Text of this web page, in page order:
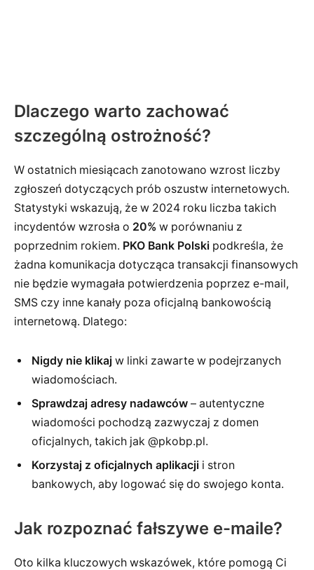
Dlaczego warto zachować
szczególną ostrożność?
W ostatnich miesiącach zanotowano wzrost liczby
zgłoszeń dotyczących prób oszustw internetowych.
Statystyki wskazują, że w 2024 roku liczba takich
incydentów wzrosła o 20% w porównaniu z
poprzednim rokiem. PKO Bank Polski podkreśla, że
żadna komunikacja dotycząca transakcji finansowych
nie będzie wymagała potwierdzenia poprzez e-mail,
SMS czy inne kanały poza oficjalną bankowością
internetową. Dlatego:
Nigdy nie klikaj w linki zawarte w podejrzanych
wiadomościach.
Sprawdzaj adresy nadawców – autentyczne
wiadomości pochodzą zazwyczaj z domen
oficjalnych, takich jak @pkobp.pl.
Korzystaj z oficjalnych aplikacji i stron
bankowych, aby logować się do swojego konta.
Jak rozpoznać fałszywe e-maile?
Oto kilka kluczowych wskazówek, które pomogą Ci